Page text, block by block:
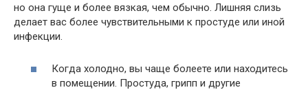
но она гуще и более вязкая, чем обычно. Лишняя слизь
делает вас более чувствительными к простуде или иной
инфекции.
Когда холодно, вы чаще болеете или находитесь
в помещении. Простуда, грипп и другие